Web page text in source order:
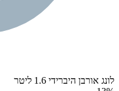
לונג אורבן היברידי 1.6 ליטר